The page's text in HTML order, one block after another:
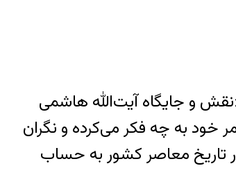
و جایگاه آیت‌الله هاشمی
خود به چه فکر می‌کرده و نگران
معاصر کشور به حساب